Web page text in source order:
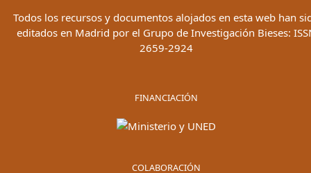
Todos los recursos y documentos alojados en esta web han
editados en Madrid por el Grupo de Investigación Bieses:
2659-2924
FINANCIACIÓN
COLABORACIÓN